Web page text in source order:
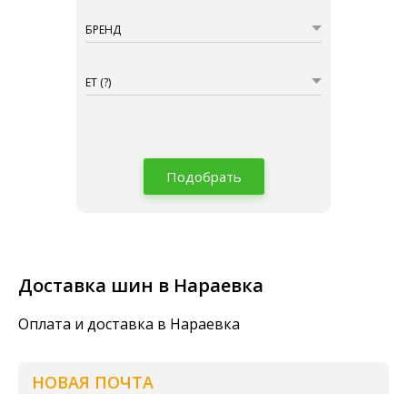
БРЕНД
ET (?)
Подобрать
Доставка шин в Нараевка
Оплата и доставка в Нараевка
НОВАЯ ПОЧТА